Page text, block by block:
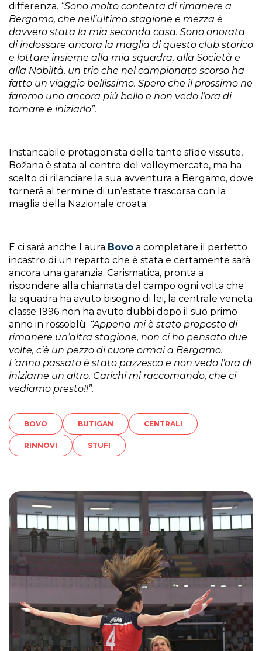
differenza. “Sono molto contenta di rimanere a
Bergamo, che nell’ultima stagione e mezza è
davvero stata la mia seconda casa. Sono onorata
di indossare ancora la maglia di questo club storico
e lottare insieme alla mia squadra, alla Società e
alla Nobiltà, un trio che nel campionato scorso ha
fatto un viaggio bellissimo. Spero che il prossimo ne
faremo uno ancora più bello e non vedo l’ora di
tornare e iniziarlo”.
Instancabile protagonista delle tante sfide vissute,
Božana è stata al centro del volleymercato, ma ha
scelto di rilanciare la sua avventura a Bergamo, dove
tornerà al termine di un’estate trascorsa con la
maglia della Nazionale croata.
E ci sarà anche Laura Bovo a completare il perfetto
incastro di un reparto che è stata e certamente sarà
ancora una garanzia. Carismatica, pronta a
rispondere alla chiamata del campo ogni volta che
la squadra ha avuto bisogno di lei, la centrale veneta
classe 1996 non ha avuto dubbi dopo il suo primo
anno in rossoblù: “Appena mi è stato proposto di
rimanere un’altra stagione, non ci ho pensato due
volte, c’è un pezzo di cuore ormai a Bergamo.
L’anno passato è stato pazzesco e non vedo l’ora di
iniziarne un altro. Carichi mi raccomando, che ci
vediamo presto!!”.
BOVO BUTIGAN CENTRALI
RINNOVI STUFI